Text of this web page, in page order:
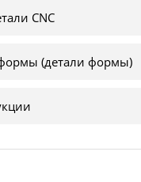
CNC
(детали формы)